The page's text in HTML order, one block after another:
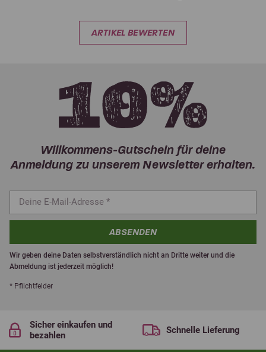
ARTIKEL BEWERTEN
Willkommens-Gutschein für deine
Anmeldung zu unserem Newsletter erhalten.
ABSENDEN
Wir geben deine Daten selbstverständlich nicht an Dritte weiter und die
Abmeldung ist jederzeit möglich!
* Pflichtfelder
Sicher einkaufen und
bezahlen
Schnelle Lieferung